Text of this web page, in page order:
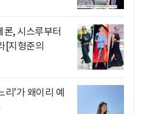
론, 시스루부터
[지형준의
리'가 왜이리 예